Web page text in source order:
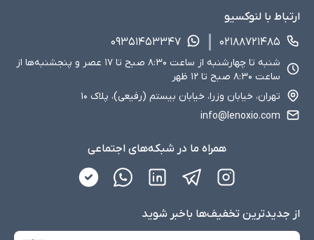
ارتباط با لنوکسیو
۰۲۱۸۸۷۲۱۴۸۵
۰۹۳۵۱۴۵۳۳۴۷
شنبه تا چهارشنبه از ساعت ۸:۳۰ صبح تا ۱۷ عصر و پنجشنبه‌ها از
ساعت ۸:۳۰ صبح تا ۱۲ ظهر
تهران، خیابان وزرا، خیابان بیستم (رفیعی)، پلاک ۱۰
info@lenoxio.com
همراه ما در شبکه‌های اجتماعی
از جدید‌ترین تخفیف‌ها با‌خبر شوید